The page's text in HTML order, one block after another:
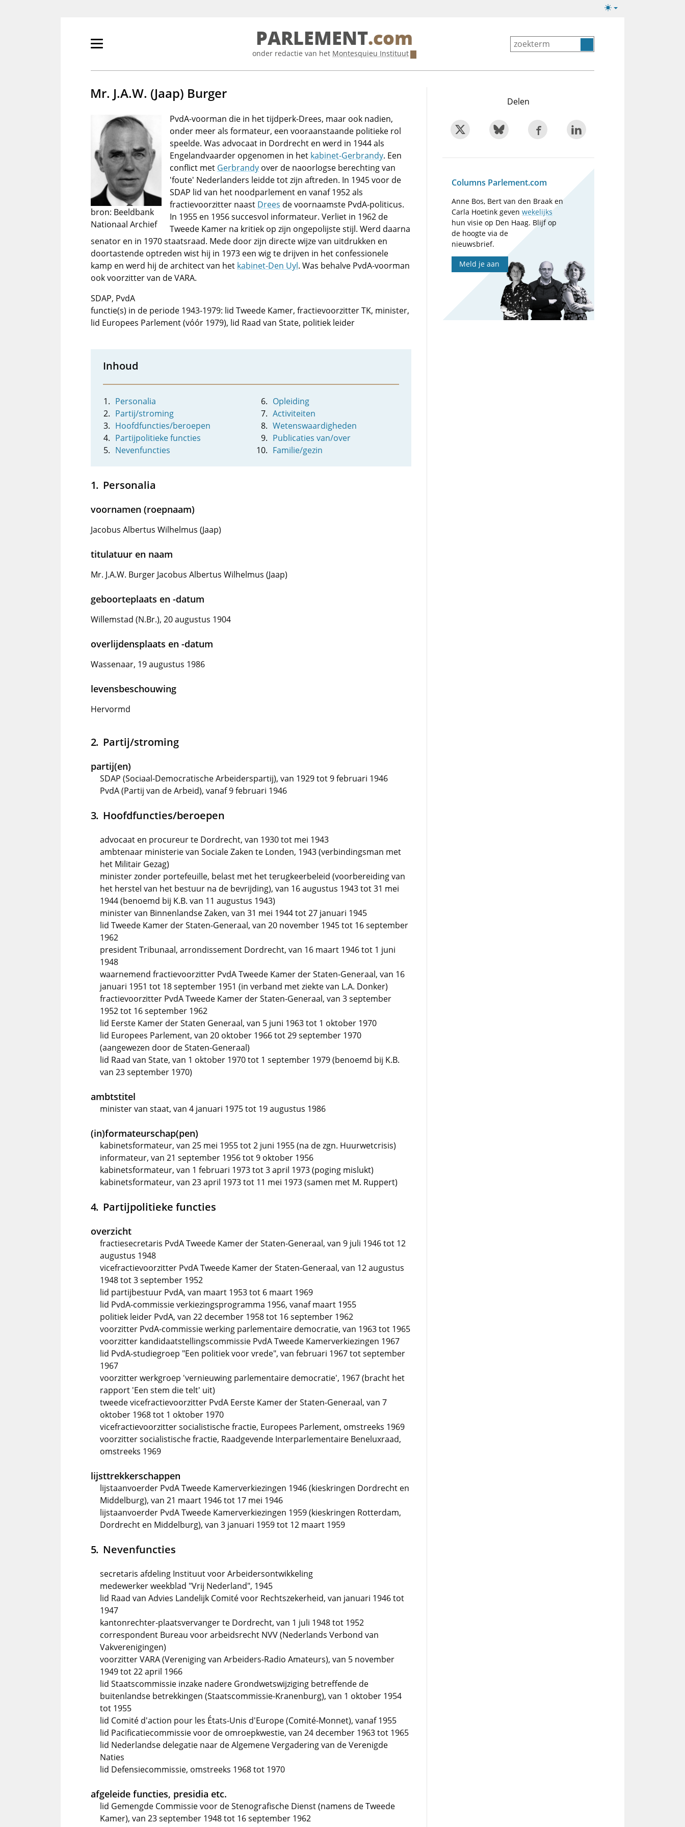
Lichte/donkere
Primair
tonen/verbergen
PARLEMENT.com
onder redactie van het Montesquieu Instituut
Mr. J.A.W. (Jaap) Burger
bron: Beeldbank
Nationaal Archief
PvdA-voorman die in het tijdperk-Drees, maar ook nadien,
onder meer als formateur, een vooraanstaande politieke rol
speelde. Was advocaat in Dordrecht en werd in 1944 als
Engelandvaarder opgenomen in het kabinet-Gerbrandy. Een
conflict met Gerbrandy over de naoorlogse berechting van
'foute' Nederlanders leidde tot zijn aftreden. In 1945 voor de
SDAP lid van het noodparlement en vanaf 1952 als
fractievoorzitter naast Drees de voornaamste PvdA-politicus.
In 1955 en 1956 succesvol informateur. Verliet in 1962 de
Tweede Kamer na kritiek op zijn ongepolijste stijl. Werd daarna
senator en in 1970 staatsraad. Mede door zijn directe wijze van uitdrukken en
doortastende optreden wist hij in 1973 een wig te drijven in het confessionele
kamp en werd hij de architect van het kabinet-Den Uyl. Was behalve PvdA-voorman
ook voorzitter van de VARA.
SDAP, PvdA
functie(s) in de periode 1943-1979: lid Tweede Kamer, fractievoorzitter TK, minister,
lid Europees Parlement (vóór 1979), lid Raad van State, politiek leider
Inhoud
Personalia
Partij/stroming
Hoofdfuncties/beroepen
Partijpolitieke functies
Nevenfuncties
Opleiding
Activiteiten
Wetenswaardigheden
Publicaties van/over
Familie/gezin
Personalia
voornamen (roepnaam)
Jacobus Albertus Wilhelmus (Jaap)
titulatuur en naam
Mr. J.A.W. Burger Jacobus Albertus Wilhelmus (Jaap)
geboorteplaats en -datum
Willemstad (N.Br.), 20 augustus 1904
overlijdensplaats en -datum
Wassenaar, 19 augustus 1986
levensbeschouwing
Hervormd
Partij/stroming
partij(en)
SDAP (Sociaal-Democratische Arbeiderspartij), van 1929 tot 9 februari 1946
PvdA (Partij van de Arbeid), vanaf 9 februari 1946
Hoofdfuncties/beroepen
advocaat en procureur te Dordrecht, van 1930 tot mei 1943
ambtenaar ministerie van Sociale Zaken te Londen, 1943 (verbindingsman met
het Militair Gezag)
minister zonder portefeuille, belast met het terugkeerbeleid (voorbereiding van
het herstel van het bestuur na de bevrijding), van 16 augustus 1943 tot 31 mei
1944 (benoemd bij K.B. van 11 augustus 1943)
minister van Binnenlandse Zaken, van 31 mei 1944 tot 27 januari 1945
lid Tweede Kamer der Staten-Generaal, van 20 november 1945 tot 16 september
1962
president Tribunaal, arrondissement Dordrecht, van 16 maart 1946 tot 1 juni
1948
waarnemend fractievoorzitter PvdA Tweede Kamer der Staten-Generaal, van 16
januari 1951 tot 18 september 1951 (in verband met ziekte van L.A. Donker)
fractievoorzitter PvdA Tweede Kamer der Staten-Generaal, van 3 september
1952 tot 16 september 1962
lid Eerste Kamer der Staten Generaal, van 5 juni 1963 tot 1 oktober 1970
lid Europees Parlement, van 20 oktober 1966 tot 29 september 1970
(aangewezen door de Staten-Generaal)
lid Raad van State, van 1 oktober 1970 tot 1 september 1979 (benoemd bij K.B.
van 23 september 1970)
ambtstitel
minister van staat, van 4 januari 1975 tot 19 augustus 1986
(in)formateurschap(pen)
kabinetsformateur, van 25 mei 1955 tot 2 juni 1955 (na de zgn. Huurwetcrisis)
informateur, van 21 september 1956 tot 9 oktober 1956
kabinetsformateur, van 1 februari 1973 tot 3 april 1973 (poging mislukt)
kabinetsformateur, van 23 april 1973 tot 11 mei 1973 (samen met M. Ruppert)
Partijpolitieke functies
overzicht
fractiesecretaris PvdA Tweede Kamer der Staten-Generaal, van 9 juli 1946 tot 12
augustus 1948
vicefractievoorzitter PvdA Tweede Kamer der Staten-Generaal, van 12 augustus
1948 tot 3 september 1952
lid partijbestuur PvdA, van maart 1953 tot 6 maart 1969
lid PvdA-commissie verkiezingsprogramma 1956, vanaf maart 1955
politiek leider PvdA, van 22 december 1958 tot 16 september 1962
voorzitter PvdA-commissie werking parlementaire democratie, van 1963 tot 1965
voorzitter kandidaatstellingscommissie PvdA Tweede Kamerverkiezingen 1967
lid PvdA-studiegroep "Een politiek voor vrede", van februari 1967 tot september
1967
voorzitter werkgroep 'vernieuwing parlementaire democratie', 1967 (bracht het
rapport 'Een stem die telt' uit)
tweede vicefractievoorzitter PvdA Eerste Kamer der Staten-Generaal, van 7
oktober 1968 tot 1 oktober 1970
vicefractievoorzitter socialistische fractie, Europees Parlement, omstreeks 1969
voorzitter socialistische fractie, Raadgevende Interparlementaire Beneluxraad,
omstreeks 1969
lijsttrekkerschappen
lijstaanvoerder PvdA Tweede Kamerverkiezingen 1946 (kieskringen Dordrecht en
Middelburg), van 21 maart 1946 tot 17 mei 1946
lijstaanvoerder PvdA Tweede Kamerverkiezingen 1959 (kieskringen Rotterdam,
Dordrecht en Middelburg), van 3 januari 1959 tot 12 maart 1959
Nevenfuncties
secretaris afdeling Instituut voor Arbeidersontwikkeling
medewerker weekblad "Vrij Nederland", 1945
lid Raad van Advies Landelijk Comité voor Rechtszekerheid, van januari 1946 tot
1947
kantonrechter-plaatsvervanger te Dordrecht, van 1 juli 1948 tot 1952
correspondent Bureau voor arbeidsrecht NVV (Nederlands Verbond van
Vakverenigingen)
voorzitter VARA (Vereniging van Arbeiders-Radio Amateurs), van 5 november
1949 tot 22 april 1966
lid Staatscommissie inzake nadere Grondwetswijziging betreffende de
buitenlandse betrekkingen (Staatscommissie-Kranenburg), van 1 oktober 1954
tot 1955
lid Comité d'action pour les États-Unis d'Europe (Comité-Monnet), vanaf 1955
lid Pacificatiecommissie voor de omroepkwestie, van 24 december 1963 tot 1965
lid Nederlandse delegatie naar de Algemene Vergadering van de Verenigde
Naties
lid Defensiecommissie, omstreeks 1968 tot 1970
afgeleide functies, presidia etc.
lid Gemengde Commissie voor de Stenografische Dienst (namens de Tweede
Kamer), van 23 september 1948 tot 16 september 1962
Delen
Columns Parlement.com
Anne Bos, Bert van den Braak en
Carla Hoetink gevenwekelijks
hun visie op Den Haag. Blijf op
de hoogte via de
nieuwsbrief.
Meld je aan